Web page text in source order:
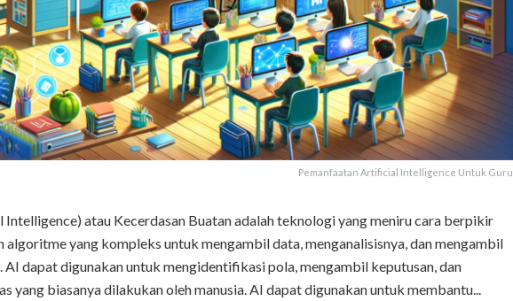
Pemanfaatan Artificial Intelligence Untuk Guru
atau Kecerdasan Buatan adalah teknologi yang meniru cara berpikir
algoritme yang kompleks untuk mengambil data, menganalisisnya, dan mengambil
dapat digunakan untuk mengidentifikasi pola, mengambil keputusan, dan
yang biasanya dilakukan oleh manusia. AI dapat digunakan untuk membantu...